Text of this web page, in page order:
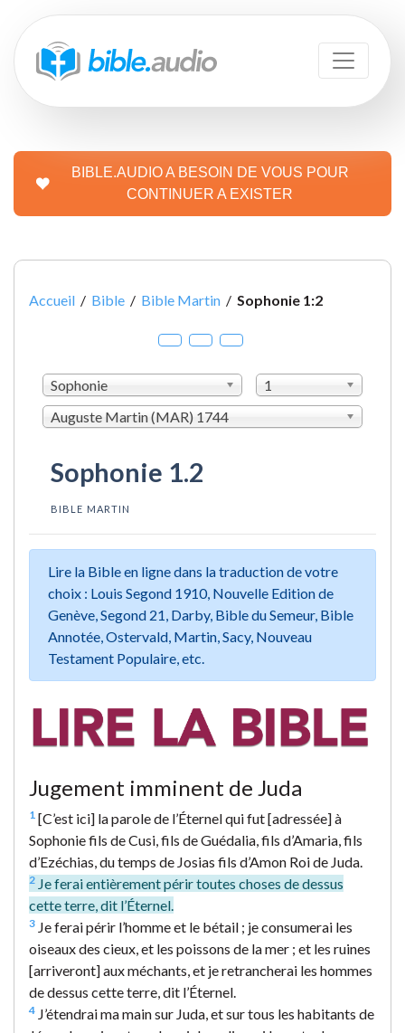
BIBLE.AUDIO A BESOIN DE VOUS POUR
CONTINUER A EXISTER
Accueil / Bible / Bible Martin / Sophonie 1:2
Sophonie
1
Auguste Martin (MAR) 1744
Sophonie 1.2
BIBLE MARTIN
Lire la Bible en ligne dans la traduction de votre
choix : Louis Segond 1910, Nouvelle Edition de
Genève, Segond 21, Darby, Bible du Semeur, Bible
Annotée, Ostervald, Martin, Sacy, Nouveau
Testament Populaire, etc.
Jugement imminent de Juda
1 [C’est ici] la parole de l’Éternel qui fut [adressée] à
Sophonie fils de Cusi, fils de Guédalia, fils d’Amaria, fils
d’Ezéchias, du temps de Josias fils d’Amon Roi de Juda.
2 Je ferai entièrement périr toutes choses de dessus
cette terre, dit l’Éternel.
3 Je ferai périr l’homme et le bétail ; je consumerai les
oiseaux des cieux, et les poissons de la mer ; et les ruines
[arriveront] aux méchants, et je retrancherai les hommes
de dessus cette terre, dit l’Éternel.
4 J’étendrai ma main sur Juda, et sur tous les habitants de